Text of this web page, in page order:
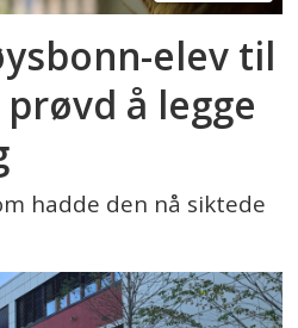
elev til
prøvd å legge
hadde den nå siktede